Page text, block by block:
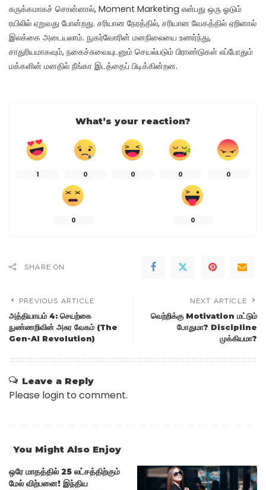
சுருக்கமாகச் சொன்னால், Moment Marketing என்பது ஒரு ஓடும்
ரயிலில் ஏறுவது போன்றது. சரியான நேரத்தில், சரியான வேகத்தில் ஏறினால்
இலக்கை அடையலாம். நுகர்வோரின் மனநிலையை உணர்ந்து,
சாதுரியமாகவும், நகைச்சுவையுடனும் செயல்படும் பிராண்டுகள் எப்போதும்
மக்களின் மனதில் நீங்கா இடத்தைப் பிடிக்கின்றன.
What’s your reaction?
1 0 0 0 0
0 0
SHARE ON
PREVIOUS ARTICLE
அத்தியாயம் 4: செயற்கை
நுண்ணறிவின் அசுர வேகம் (The
Gen-AI Revolution)
NEXT ARTICLE
வெற்றிக்கு Motivation மட்டும்
போதுமா? Discipline
முக்கியமா?
Leave a Reply
Please login to comment.
You Might Also Enjoy
ஒரே மாதத்தில் 25 லட்சத்திற்கும்
மேல் விற்பனை! இந்திய